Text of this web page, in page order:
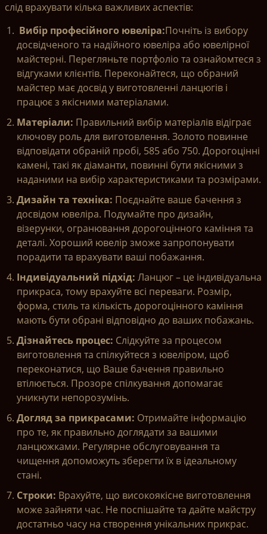
слід врахувати кілька важливих аспектів:
Вибір професійного ювеліра:Почніть із вибору
досвідченого та надійного ювеліра або ювелірної
майстерні. Перегляньте портфоліо та ознайомтеся з
відгуками клієнтів. Переконайтеся, що обраний
майстер має досвід у виготовленні ланцюгів і
працює з якісними матеріалами.
Матеріали: Правильний вибір матеріалів відіграє
ключову роль для виготовлення. Золото повинне
відповідати обраній пробі, 585 або 750. Дорогоцінні
камені, такі як діаманти, повинні бути якісними з
наданими на вибір характеристиками та розмірами.
Дизайн та техніка: Поєднайте ваше бачення з
досвідом ювеліра. Подумайте про дизайн,
візерунки, огранювання дорогоцінного каміння та
деталі. Хороший ювелір зможе запропонувати
порадити та врахувати ваші побажання.
Індивідуальний підхід: Ланцюг – це індивідуальна
прикраса, тому врахуйте всі переваги. Розмір,
форма, стиль та кількість дорогоцінного каміння
мають бути обрані відповідно до ваших побажань.
Дізнайтесь процес: Слідкуйте за процесом
виготовлення та спілкуйтеся з ювеліром, щоб
переконатися, що Ваше бачення правильно
втілюється. Прозоре спілкування допомагає
уникнути непорозумінь.
Догляд за прикрасами: Отримайте інформацію
про те, як правильно доглядати за вашими
ланцюжками. Регулярне обслуговування та
чищення допоможуть зберегти їх в ідеальному
стані.
Строки: Врахуйте, що високоякісне виготовлення
може зайняти час. Не поспішайте та дайте майстру
достатньо часу на створення унікальних прикрас.